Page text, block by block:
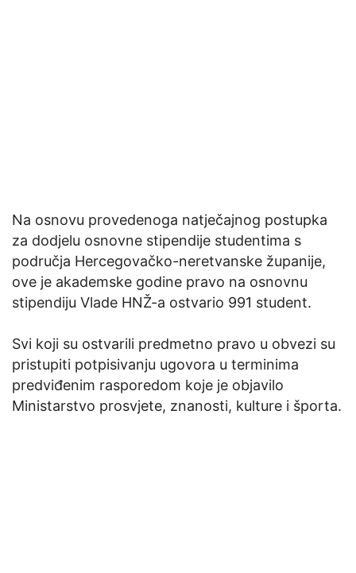
Na osnovu provedenoga natječajnog postupka
za dodjelu osnovne stipendije studentima s
područja Hercegovačko-neretvanske županije,
ove je akademske godine pravo na osnovnu
stipendiju Vlade HNŽ-a ostvario 991 student.
Svi koji su ostvarili predmetno pravo u obvezi su
pristupiti potpisivanju ugovora u terminima
predviđenim rasporedom koje je objavilo
Ministarstvo prosvjete, znanosti, kulture i športa.